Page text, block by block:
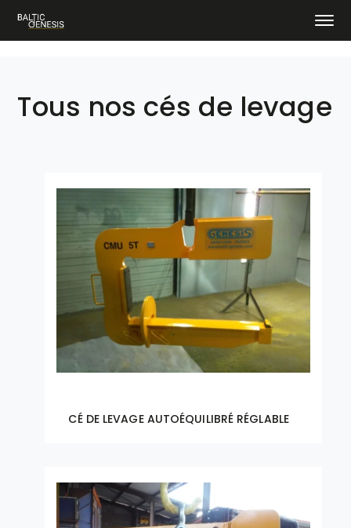
Tous nos cés de levage
CÉ DE LEVAGE AUTOÉQUILIBRÉ RÉGLABLE